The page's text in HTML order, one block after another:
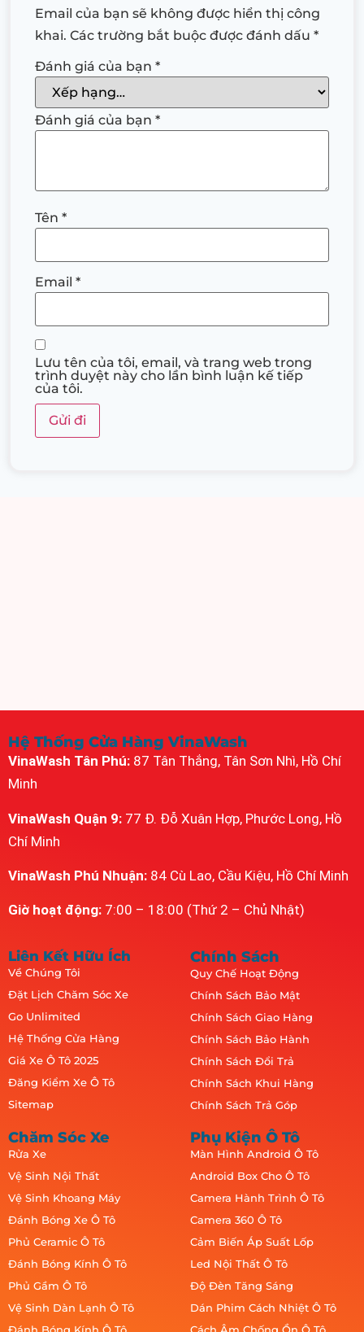
Email của bạn sẽ không được hiển thị công
khai. Các trường bắt buộc được đánh dấu *
Đánh giá của bạn *
Đánh giá của bạn *
Tên *
Email *
Lưu tên của tôi, email, và trang web trong
trình duyệt này cho lần bình luận kế tiếp
của tôi.
Hệ Thống Cửa Hàng VinaWash
VinaWash Tân Phú: 87 Tân Thắng, Tân Sơn Nhì, Hồ Chí
Minh
VinaWash Quận 9: 77 Đ. Đỗ Xuân Hợp, Phước Long, Hồ
Chí Minh
VinaWash Phú Nhuận: 84 Cù Lao, Cầu Kiệu, Hồ Chí Minh
Giờ hoạt động: 7:00 – 18:00 (Thứ 2 – Chủ Nhật)
Liên Kết Hữu Ích
Về Chúng Tôi
Đặt Lịch Chăm Sóc Xe
Go Unlimited
Hệ Thống Cửa Hàng
Giá Xe Ô Tô 2025
Đăng Kiểm Xe Ô Tô
Sitemap
Chính Sách
Quy Chế Hoạt Động
Chính Sách Bảo Mật
Chính Sách Giao Hàng
Chính Sách Bảo Hành
Chính Sách Đổi Trả
Chính Sách Khui Hàng
Chính Sách Trả Góp
Chăm Sóc Xe
Rửa Xe
Vệ Sinh Nội Thất
Vệ Sinh Khoang Máy
Đánh Bóng Xe Ô Tô
Phủ Ceramic Ô Tô
Đánh Bóng Kính Ô Tô
Phủ Gầm Ô Tô
Vệ Sinh Dàn Lạnh Ô Tô
Đánh Bóng Kính Ô Tô
Phụ Kiện Ô Tô
Màn Hình Android Ô Tô
Android Box Cho Ô Tô
Camera Hành Trình Ô Tô
Camera 360 Ô Tô
Cảm Biến Áp Suất Lốp
Led Nội Thất Ô Tô
Độ Đèn Tăng Sáng
Dán Phim Cách Nhiệt Ô Tô
Cách Âm Chống Ồn Ô Tô